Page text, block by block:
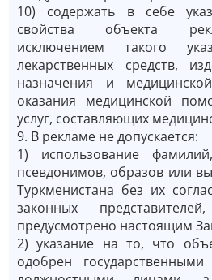
10) содержать в себе
свойства объекта
исключением такого
лекарственных средств,
назначения и
оказания медицинской
услуг, составляющих
9. В рекламе не допускается:
1) использование
псевдонимов, образов или
Туркменистана без их
законных
предусмотрено настоящим
2) указание на то, что
одобрен